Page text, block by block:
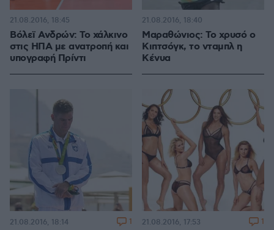
Βόλεϊ Ανδρών: Το χάλκινο
στις ΗΠΑ με ανατροπή και
υπογραφή Πρίντι
21.08.2016, 18:45
Μαραθώνιος: Το χρυσό ο
Κιπτσόγκ, το νταμπλ η
Κένυα
21.08.2016, 18:40
21.08.2016, 18:14 1 21.08.2016, 17:53 1